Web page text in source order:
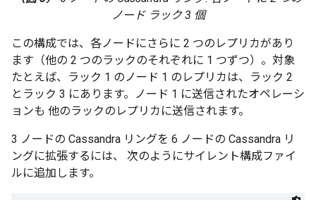
ノード ラック 3 個
この構成では、各ノードにさらに 2 つのレプリカがあり
ます（他の 2 つのラックのそれぞれに 1 つずつ）。対象
たとえば、ラック 1 のノード 1 のレプリカは、ラック 2
とラック 3 にあります。ノード 1 に送信されたオペレーシ
ョンも 他のラックのレプリカに送信されます。
3 ノードの Cassandra リングを 6 ノードの Cassandra リ
ングに拡張するには、 次のようにサイレント構成ファイ
ルに追加します。